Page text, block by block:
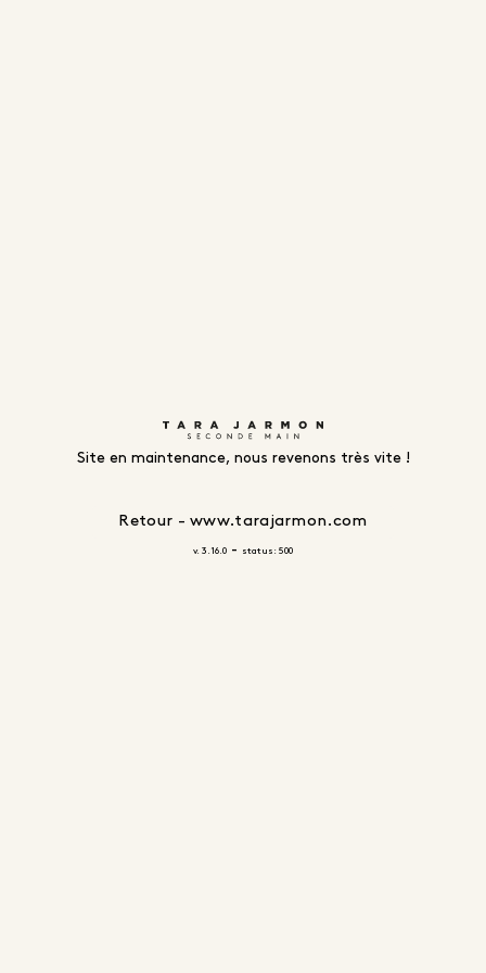
Site en maintenance, nous revenons très vite !
Retour - www.tarajarmon.com
v. 3.16.0 - status: 500